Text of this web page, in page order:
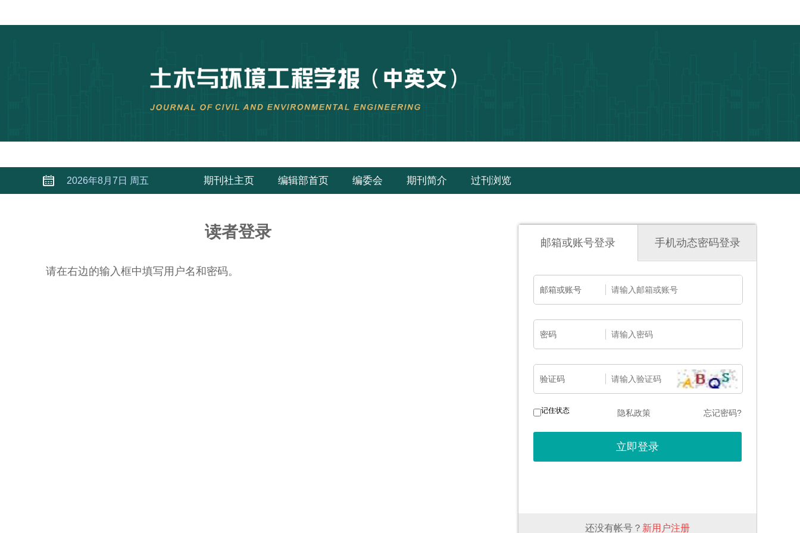
2026年8月7日 周五 期刊社主页 编辑部首页 编委会 期刊简介 过刊浏览
读者登录
请在右边的输入框中填写用户名和密码。
邮箱或账号登录 手机动态密码登录
邮箱或账号
密码
验证码
记住状态 隐私政策 忘记密码?
还没有帐号？ 新用户注册